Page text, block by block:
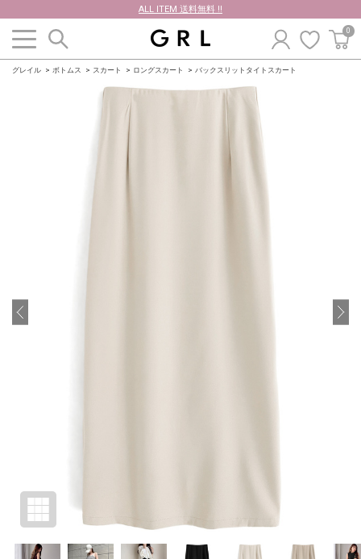
ALL ITEM 送料無料 !!
0
グレイル ボトムス スカート ロングスカート バックスリットタイトスカート